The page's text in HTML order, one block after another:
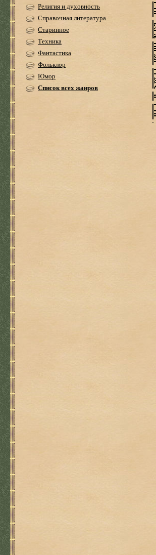
Религия и духовность
Справочная литература
Старинное
Техника
Фантастика
Фольклор
Юмор
Список всех жанров